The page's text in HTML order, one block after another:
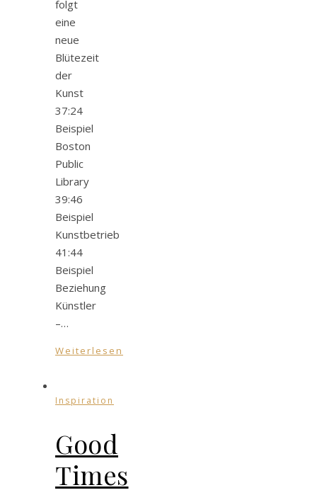
folgt
eine
neue
Blütezeit
der
Kunst
37:24
Beispiel
Boston
Public
Library
39:46
Beispiel
Kunstbetrieb
41:44
Beispiel
Beziehung
Künstler
–…
Weiterlesen
Inspiration
Good
Times